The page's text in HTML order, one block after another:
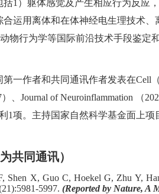
1）躯体感觉及产生相应行为反
运用离体和在体神经电生理技术
物行为学等国际前沿技术手段鉴
作者和共同通讯作者发表在Cell（
）、Journal of Neuroinflammation
项。主持国家自然科学基金面上项
共同通讯）
X, Guo C, Hoekel G, Zhu Y,
5997. (Reported by Nature, A